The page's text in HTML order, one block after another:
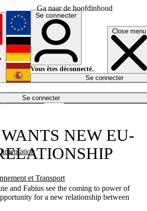
Ga naar de hoofdinhoud
Close menu
Se connecter
et Transport
Économie
English
Deutsch
Español
Se connecter
Vous êtes déconnecté.
Se connecter
NEW EU-
and Fabius see the coming to power of
for a new relationship between